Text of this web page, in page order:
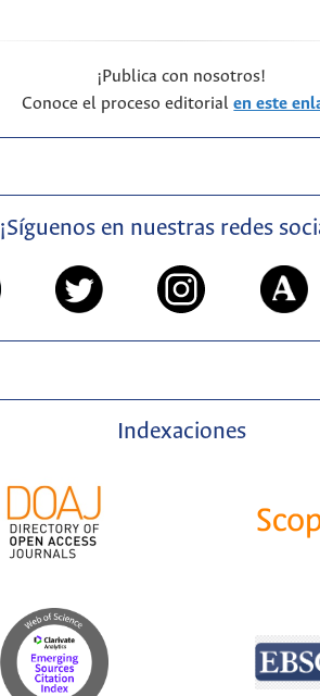
¡Publica con nosotros!
Conoce el proceso editorialen este
¡Síguenos en nuestras redes
Indexaciones